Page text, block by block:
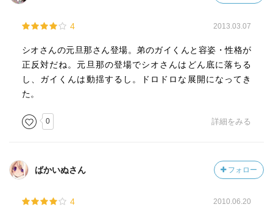
4 2013.03.07
シオさんの元旦那さん登場。弟のガイくんと容姿・性格が
正反対だね。元旦那の登場でシオさんはどん底に落ちる
し、ガイくんは動揺するし。ドロドロな展開になってき
た。
0 詳細をみる
ばかいぬさん フォロー
4 2010.06.20